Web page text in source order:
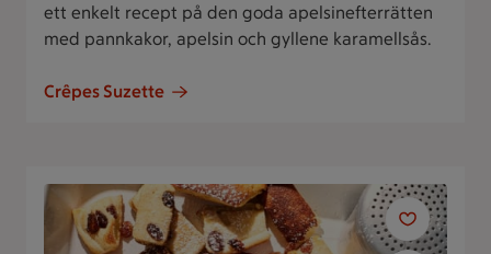
ett enkelt recept på den goda apelsinefterrätten
med pannkakor, apelsin och gyllene karamellsås.
Crêpes Suzette